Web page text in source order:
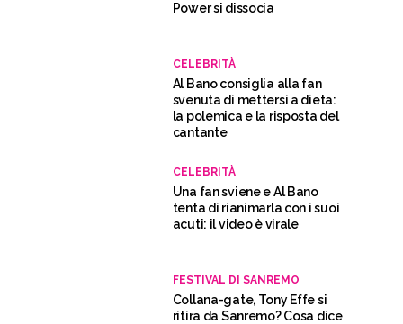
Power si dissocia
CELEBRITÀ
Al Bano consiglia alla fan
svenuta di mettersi a dieta:
la polemica e la risposta del
cantante
CELEBRITÀ
Una fan sviene e Al Bano
tenta di rianimarla con i suoi
acuti: il video è virale
FESTIVAL DI SANREMO
Collana-gate, Tony Effe si
ritira da Sanremo? Cosa dice